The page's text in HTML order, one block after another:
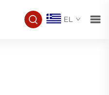
EL